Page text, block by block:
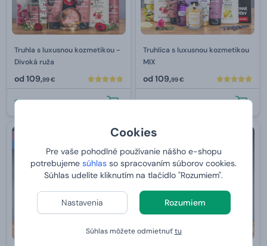
Cookies
Pre vaše pohodlné používanie nášho e-shopu
potrebujeme súhlas so spracovaním súborov cookies.
Súhlas udelíte kliknutím na tlačidlo "Rozumiem".
Nastavenia Rozumiem
Súhlas môžete odmietnuťtu
Truhla s luxusnou kozmetikou -
Divoká ruža
od 109,99 €
Truhlica s luxusnou kozmetikou
MIX
od 109,99 €
PRE ŽENU